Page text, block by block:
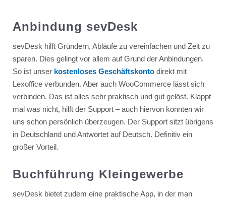
Anbindung sevDesk
sevDesk hilft Gründern, Abläufe zu vereinfachen und Zeit zu
sparen. Dies gelingt vor allem auf Grund der Anbindungen.
So ist unser kostenloses Geschäftskontodirekt mit
Lexoffice verbunden. Aber auch WooCommerce lässt sich
verbinden. Das ist alles sehr praktisch und gut gelöst. Klappt
mal was nicht, hilft der Support – auch hiervon konnten wir
uns schon persönlich überzeugen. Der Support sitzt übrigens
in Deutschland und Antwortet auf Deutsch. Definitiv ein
großer Vorteil.
Buchführung Kleingewerbe
sevDesk bietet zudem eine praktische App, in der man